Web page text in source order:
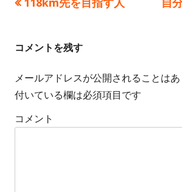
投
ビ
ゲ
事：
コメントを残す
メールアドレスが公開されることはあ
付いている欄は必須項目です
コメント